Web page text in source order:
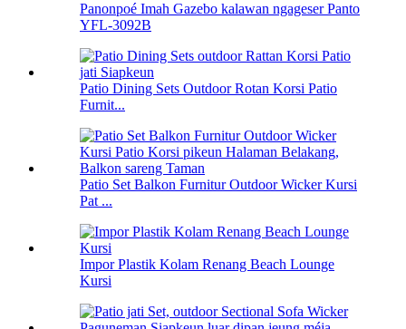
Panonpoé Imah Gazebo kalawan ngageser Panto
YFL-3092B
Patio Dining Sets Outdoor Rotan Korsi Patio
Furnit...
Patio Set Balkon Furnitur Outdoor Wicker Kursi
Pat ...
Impor Plastik Kolam Renang Beach Lounge
Kursi